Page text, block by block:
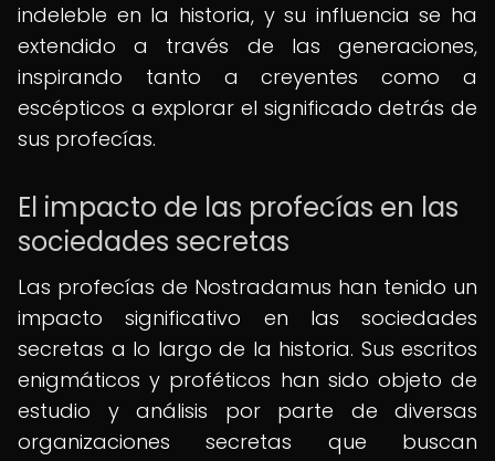
indeleble en la historia, y su influencia se ha
extendido a través de las generaciones,
inspirando tanto a creyentes como a
escépticos a explorar el significado detrás de
sus profecías.
El impacto de las profecías en las
sociedades secretas
Las profecías de Nostradamus han tenido un
impacto significativo en las sociedades
secretas a lo largo de la historia. Sus escritos
enigmáticos y proféticos han sido objeto de
estudio y análisis por parte de diversas
organizaciones secretas que buscan